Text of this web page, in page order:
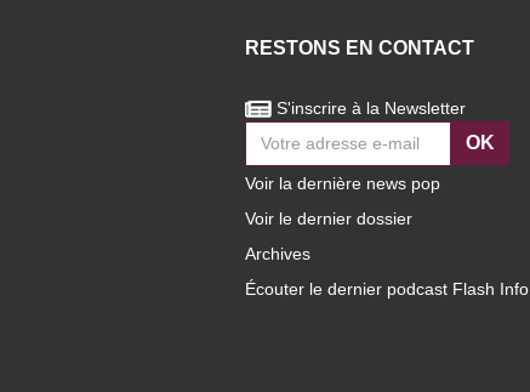
RESTONS EN CONTACT
S'inscrire à la Newsletter
OK
Voir la dernière news pop
Voir le dernier dossier
Archives
Écouter le dernier podcast Flash Info